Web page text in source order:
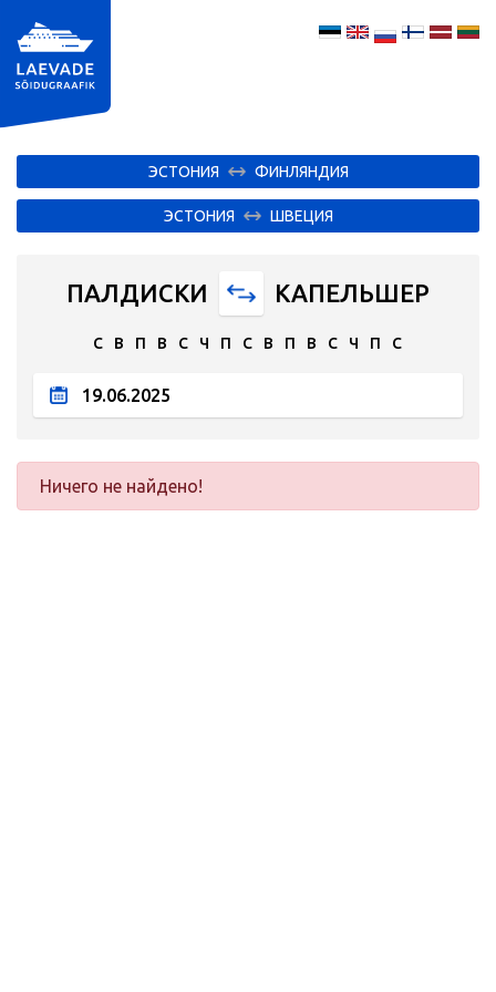
ЭСТОНИЯ ФИНЛЯНДИЯ
ЭСТОНИЯ ШВЕЦИЯ
ПАЛДИСКИ КАПЕЛЬШЕР
С В П В С Ч П С В П В С Ч П С
Ничего не найдено!